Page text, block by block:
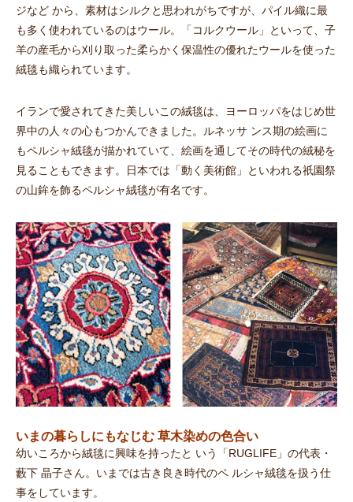
ジなど から、素材はシルクと思われがちですが、パイル織に最
も多く使われているのはウール。「コルクウール」といって、子
羊の産毛から刈り取った柔らかく保温性の優れたウールを使った
絨毯も織られています。
イランで愛されてきた美しいこの絨毯は、ヨーロッパをはじめ世
界中の人々の心もつかんできました。ルネッサ ンス期の絵画に
もペルシャ絨毯が描かれていて、絵画を通してその時代の絨秘を
見ることもできます。日本では「動く美術館」といわれる祇園祭
の山鉾を飾るペルシャ絨毯が有名です。
いまの暮らしにもなじむ 草木染めの色合い
幼いころから絨毯に興味を持ったと いう「RUGLIFE」の代表・
藪下 晶子さん。いまでは古き良き時代のペ ルシャ絨毯を扱う仕
事をしています。